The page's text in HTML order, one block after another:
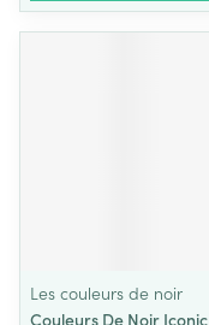
Les couleurs de noir
Couleurs De Noir Iconic